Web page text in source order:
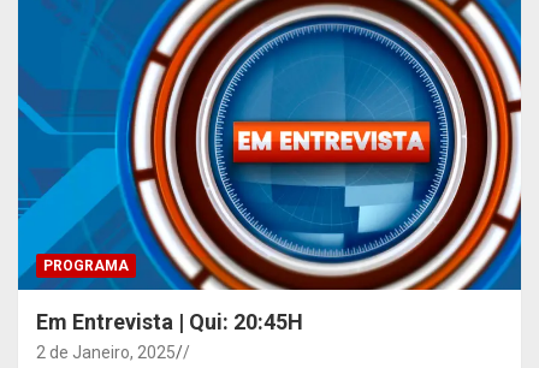
PROGRAMA
Em Entrevista | Qui: 20:45H
2 de Janeiro, 2025 /